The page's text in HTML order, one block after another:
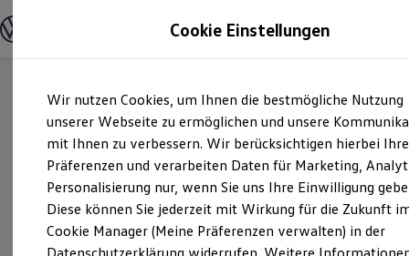
Hauptinhalt
springen
Footer
springen
Modelle und Konfigurator
Modelle vergleichen
Elektroautos
ENERGY Sondermodelle
Nutzfahrzeuge
SUV und CUV
Familienautos
Kombis
Kompaktwagen
Sportwagen
Schnell verfügbare Fahrzeuge
Angebote und Produkte
Cookie Einstellungen
Wir nutzen Cookies, um Ihnen die bestmögliche Nutzung
unserer Webseite zu ermöglichen und unsere
mit Ihnen zu verbessern. Wir berücksichtigen hierbei Ihre
Präferenzen und verarbeiten Daten für Marketing,
Personalisierung nur, wenn Sie uns Ihre Einwilligung
Diese können Sie jederzeit mit Wirkung für die Zukunft
Cookie Manager (Meine Präferenzen verwalten) in der
Datenschutzerklärung widerrufen. Weitere